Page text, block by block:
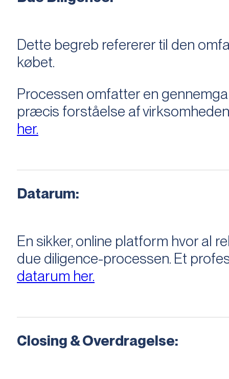
Dette begreb refererer til den
købet.
Processen omfatter en
præcis forståelse af
her.
Datarum:
En sikker, online platform hvor al
due diligence-processen. Et
datarum her.
Closing & Overdragelse: